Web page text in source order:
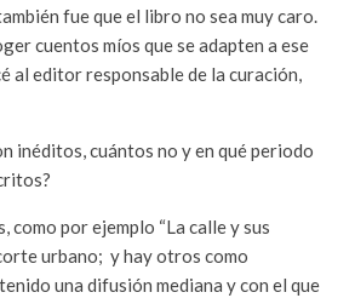
fue que el libro no sea muy caro.
cuentos míos que se adapten a ese
al editor responsable de la curación,
inéditos, cuántos no y en qué periodo
como por ejemplo “La calle y sus
urbano; y hay otros como
tenido una difusión mediana y con el que